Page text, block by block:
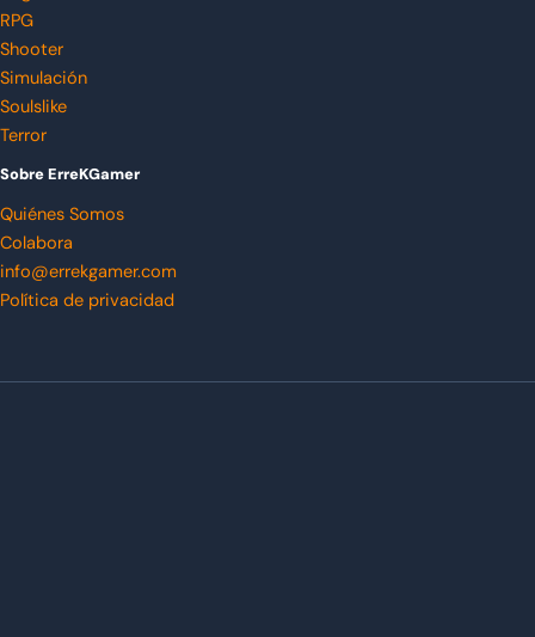
RPG
Shooter
Simulación
Soulslike
Terror
Sobre ErreKGamer
Quiénes Somos
Colabora
info@errekgamer.com
Política de privacidad